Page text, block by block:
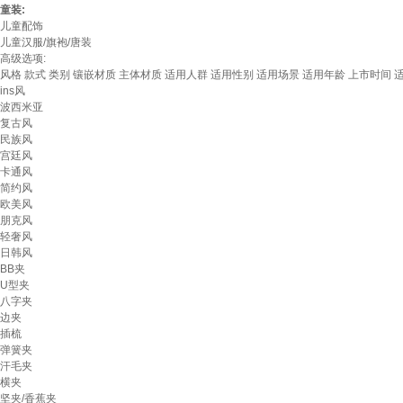
童装:
儿童配饰
儿童汉服/旗袍/唐装
高级选项:
风格 款式 类别 镶嵌材质 主体材质 适用人群 适用性别 适用场景 适用年龄 上市时间
ins风
波西米亚
复古风
民族风
宫廷风
卡通风
简约风
欧美风
朋克风
轻奢风
日韩风
BB夹
U型夹
八字夹
边夹
插梳
弹簧夹
汗毛夹
横夹
坚夹/香蕉夹